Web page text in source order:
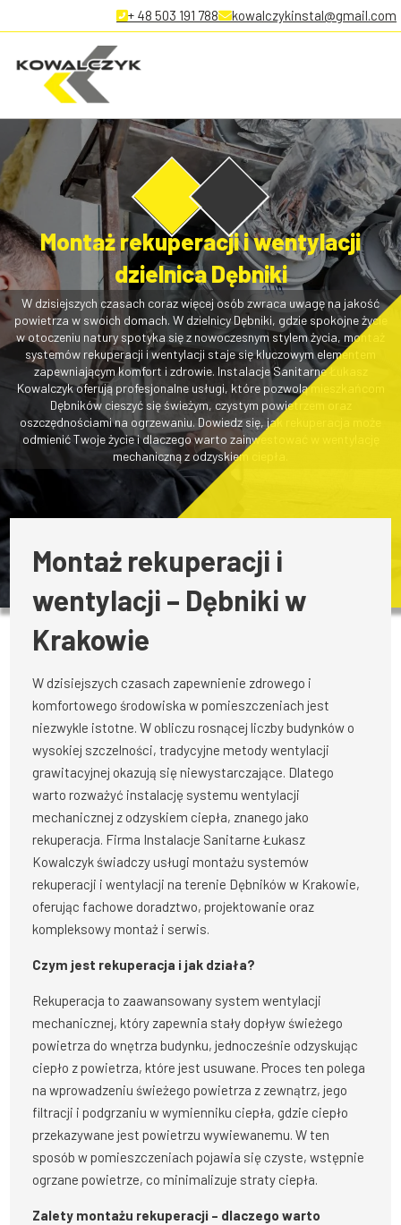
+ 48 503 191 788 kowalczykinstal@gmail.com
Montaż rekuperacji i wentylacji
dzielnica Dębniki
W dzisiejszych czasach coraz więcej osób zwraca uwagę na jakość
powietrza w swoich domach. W dzielnicy Dębniki, gdzie spokojne życie
w otoczeniu natury spotyka się z nowoczesnym stylem życia, montaż
systemów rekuperacji i wentylacji staje się kluczowym elementem
zapewniającym komfort i zdrowie. Instalacje Sanitarne Łukasz
Kowalczyk oferują profesjonalne usługi, które pozwolą mieszkańcom
Dębników cieszyć się świeżym, czystym powietrzem oraz
oszczędnościami na ogrzewaniu. Dowiedz się, jak rekuperacja może
odmienić Twoje życie i dlaczego warto zainwestować w wentylację
mechaniczną z odzyskiem ciepła.
Montaż rekuperacji i
wentylacji – Dębniki w
Krakowie
W dzisiejszych czasach zapewnienie zdrowego i
komfortowego środowiska w pomieszczeniach jest
niezwykle istotne. W obliczu rosnącej liczby budynków o
wysokiej szczelności, tradycyjne metody wentylacji
grawitacyjnej okazują się niewystarczające. Dlatego
warto rozważyć instalację systemu wentylacji
mechanicznej z odzyskiem ciepła, znanego jako
rekuperacja. Firma Instalacje Sanitarne Łukasz
Kowalczyk świadczy usługi montażu systemów
rekuperacji i wentylacji na terenie Dębników w Krakowie,
oferując fachowe doradztwo, projektowanie oraz
kompleksowy montaż i serwis.
Czym jest rekuperacja i jak działa?
Rekuperacja to zaawansowany system wentylacji
mechanicznej, który zapewnia stały dopływ świeżego
powietrza do wnętrza budynku, jednocześnie odzyskując
ciepło z powietrza, które jest usuwane. Proces ten polega
na wprowadzeniu świeżego powietrza z zewnątrz, jego
filtracji i podgrzaniu w wymienniku ciepła, gdzie ciepło
przekazywane jest powietrzu wywiewanemu. W ten
sposób w pomieszczeniach pojawia się czyste, wstępnie
ogrzane powietrze, co minimalizuje straty ciepła.
Zalety montażu rekuperacji – dlaczego warto